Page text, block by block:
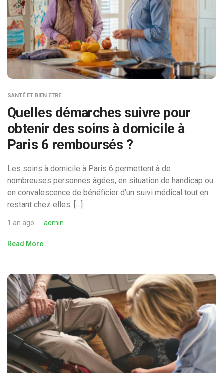
SANTÉ ET BIEN ETRE
Quelles démarches suivre pour
obtenir des soins à domicile à
Paris 6 remboursés ?
Les soins à domicile à Paris 6 permettent à de
nombreuses personnes âgées, en situation de handicap ou
en convalescence de bénéficier d’un suivi médical tout en
restant chez elles. […]
1 an ago admin
Read More